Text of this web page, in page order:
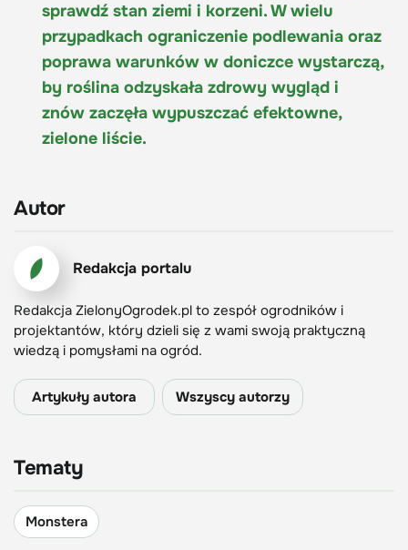
sprawdź stan ziemi i korzeni. W wielu
przypadkach ograniczenie podlewania oraz
poprawa warunków w doniczce wystarczą,
by roślina odzyskała zdrowy wygląd i
znów zaczęła wypuszczać efektowne,
zielone liście.
Autor
Redakcja portalu
Redakcja ZielonyOgrodek.pl to zespół ogrodników i
projektantów, który dzieli się z wami swoją praktyczną
wiedzą i pomysłami na ogród.
Artykuły autora Wszyscy autorzy
Tematy
Monstera